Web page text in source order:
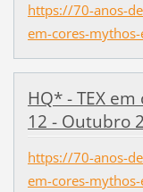
https://70-anos-
em-cores-
HQ* - TEX
12 - Outubro
https://70-anos-
em-cores-